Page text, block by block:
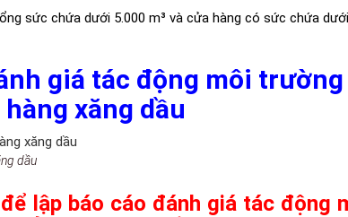
sức chứa dưới 5.000 m³ và cửa hàng có sức chứa
giá tác động môi
xăng dầu
dầu
để lập báo cáo đánh giá tác động